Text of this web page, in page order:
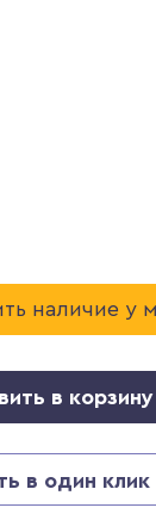
наличие у
в корзину
в один клик